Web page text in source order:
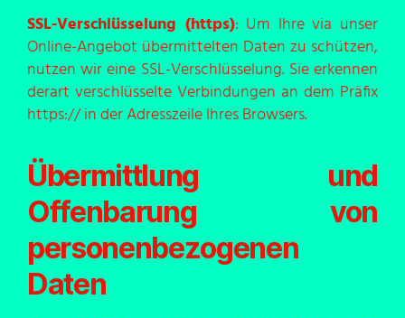
SSL-Verschlüsselung (https): Um Ihre via unser
Online-Angebot übermittelten Daten zu schützen,
nutzen wir eine SSL-Verschlüsselung. Sie erkennen
derart verschlüsselte Verbindungen an dem Präfix
https:// in der Adresszeile Ihres Browsers.
Übermittlung und
Offenbarung von
personenbezogenen
Daten